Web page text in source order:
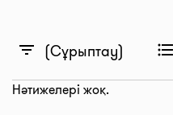
filter_list (Сұрыптау) format_list_bulleted
Нәтижелері жоқ.